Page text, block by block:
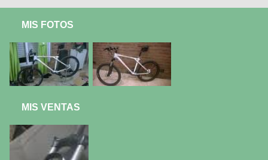
MIS FOTOS
MIS VENTAS